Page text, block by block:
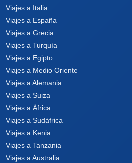
Viajes a Italia
Viajes a España
Viajes a Grecia
Viajes a Turquía
Viajes a Egipto
Viajes a Medio Oriente
Viajes a Alemania
Viajes a Suiza
Viajes a África
Viajes a Sudáfrica
Viajes a Kenia
Viajes a Tanzania
Viajes a Australia